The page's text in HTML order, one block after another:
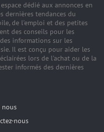
dédié aux annonces en
dernières tendances du
de l'emploi et des petites
des conseils pour les
informations sur les
Il est conçu pour aider les
lors de l'achat ou de la
informés des dernières
nous
nous